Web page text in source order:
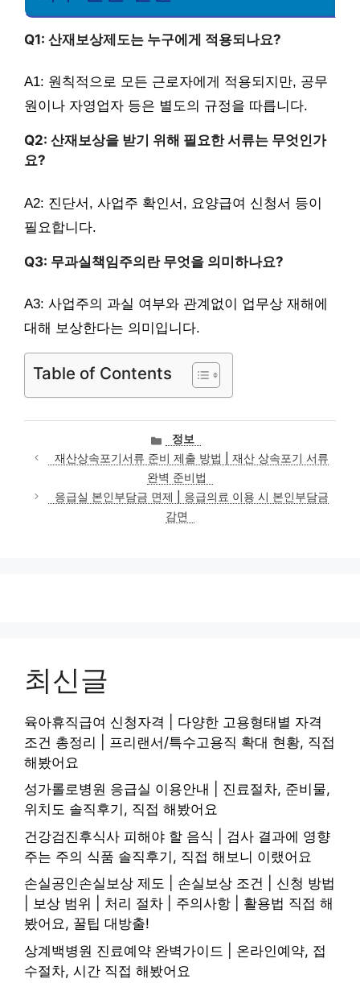
Q1: 산재보상제도는 누구에게 적용되나요?
A1: 원칙적으로 모든 근로자에게 적용되지만, 공무
원이나 자영업자 등은 별도의 규정을 따릅니다.
Q2: 산재보상을 받기 위해 필요한 서류는 무엇인가
요?
A2: 진단서, 사업주 확인서, 요양급여 신청서 등이
필요합니다.
Q3: 무과실책임주의란 무엇을 의미하나요?
A3: 사업주의 과실 여부와 관계없이 업무상 재해에
대해 보상한다는 의미입니다.
Table of Contents
카
테
고
리
정보
재산상속포기서류 준비 제출 방법 | 재산 상속포기 서류
완벽 준비법
응급실 본인부담금 면제 | 응급의료 이용 시 본인부담금
감면
최신글
육아휴직급여 신청자격 | 다양한 고용형태별 자격
조건 총정리 | 프리랜서/특수고용직 확대 현황, 직접
해봤어요
성가롤로병원 응급실 이용안내 | 진료절차, 준비물,
위치도 솔직후기, 직접 해봤어요
건강검진후식사 피해야 할 음식 | 검사 결과에 영향
주는 주의 식품 솔직후기, 직접 해보니 이랬어요
손실공인손실보상 제도 | 손실보상 조건 | 신청 방법
| 보상 범위 | 처리 절차 | 주의사항 | 활용법 직접 해
봤어요, 꿀팁 대방출!
상계백병원 진료예약 완벽가이드 | 온라인예약, 접
수절차, 시간 직접 해봤어요